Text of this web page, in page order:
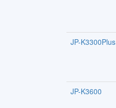
JP-K3300Plus
JP-K3600